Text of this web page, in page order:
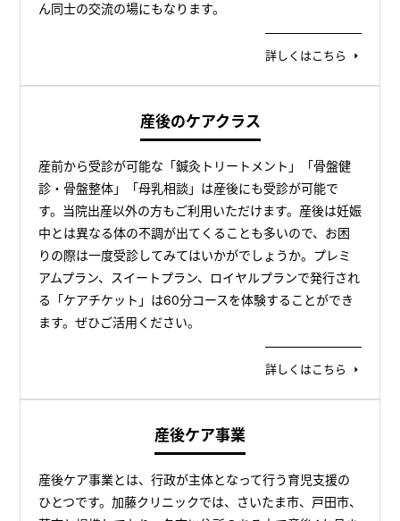
ん同士の交流の場にもなります。
詳しくはこちら
産後のケアクラス
産前から受診が可能な「鍼灸トリートメント」「骨盤健
診・骨盤整体」「母乳相談」は産後にも受診が可能で
す。当院出産以外の方もご利用いただけます。産後は妊娠
中とは異なる体の不調が出てくることも多いので、お困
りの際は一度受診してみてはいかがでしょうか。プレミ
アムプラン、スイートプラン、ロイヤルプランで発行され
る「ケアチケット」は60分コースを体験することができ
ます。ぜひご活用ください。
詳しくはこちら
産後ケア事業
産後ケア事業とは、行政が主体となって行う育児支援の
ひとつです。加藤クリニックでは、さいたま市、戸田市、